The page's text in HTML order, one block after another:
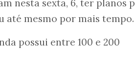
nesta sexta, 6, ter planos
até mesmo por mais tempo.
possui entre 100 e 200